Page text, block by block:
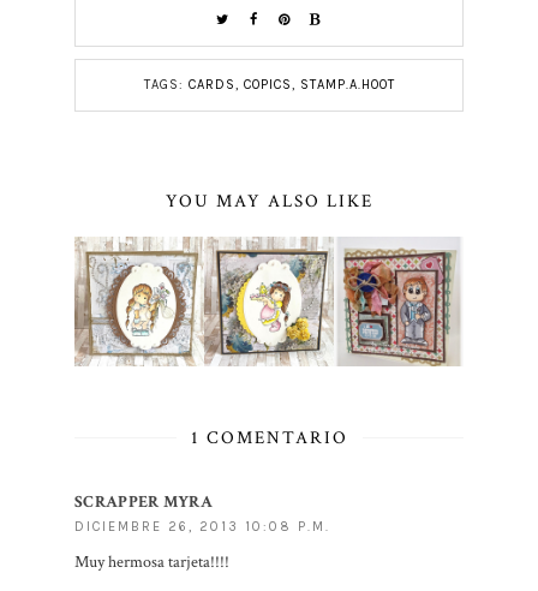
TAGS: CARDS, COPICS, STAMP.A.HOOT
YOU MAY ALSO LIKE
1 COMENTARIO
SCRAPPER MYRA
DICIEMBRE 26, 2013 10:08 P.M.
Muy hermosa tarjeta!!!!